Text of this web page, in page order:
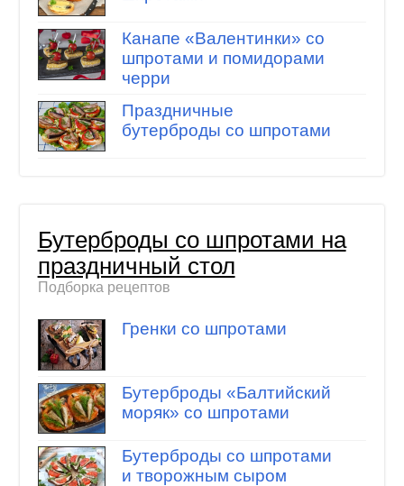
Канапе «Валентинки» со
шпротами и помидорами
черри
Праздничные
бутерброды со шпротами
Бутерброды со шпротами на
праздничный стол
Подборка рецептов
Гренки со шпротами
Бутерброды «Балтийский
моряк» со шпротами
Бутерброды со шпротами
и творожным сыром